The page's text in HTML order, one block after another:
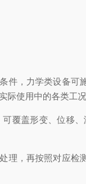
，力学类设备可
际使用中的各类工况
盖形变、位移
，再按照对应检